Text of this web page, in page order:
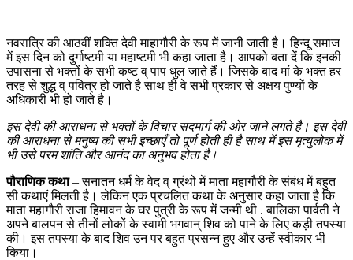
नवरात्रि की आठवीं शक्ति देवी माहागौरी के रूप में जानी जाती है। हिन्दू समाज
में इस दिन को दुर्गाष्टमी या महाष्टमी भी कहा जाता है। आपको बता दें कि इनकी
उपासना से भक्तों के सभी कष्ट व् पाप धुल जाते हैं। जिसके बाद मां के भक्त हर
तरह से शुद्ध व् पवित्र हो जाते है साथ ही वे सभी प्रकार से अक्षय पुण्यों के
अधिकारी भी हो जाते है।
इस देवी की आराधना से भक्तों के विचार सदमार्ग की ओर जाने लगते है। इस देवी
की आराधना से मनुष्य की सभी इच्छाएँ तो पूर्ण होती ही है साथ में इस मृत्युलोक में
भी उसे परम शांति और आनंद का अनुभव होता है।
पौराणिक कथा– सनातन धर्म के वेद व् ग्रंथों में माता महागौरी के संबंध में बहुत
सी कथाएं मिलती है। लेकिन एक प्रचलित कथा के अनुसार कहा जाता है कि
माता महागौरी राजा हिमावन के घर पुत्री के रूप में जन्मी थी . बालिका पार्वती ने
अपने बालपन से तीनों लोकों के स्वामी भगवान् शिव को पाने के लिए कड़ी तपस्या
की। इस तपस्या के बाद शिव उन पर बहुत प्रसन्न हुए और उन्हें स्वीकार भी
किया।